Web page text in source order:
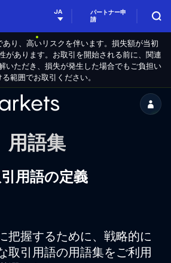
JA
パートナー申
請
り、高いリスクを伴います。損失額が当初
があります。お取引を開始される前に、関連
いただき、損失が発生した場合でもご負担い
る範囲でお取引ください。
用語集
用語の定義
把握するために、戦略的に
取引用語の用語集をご利用